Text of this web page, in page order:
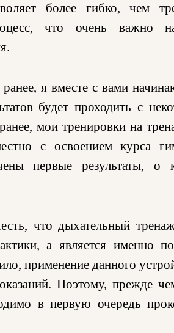
более гибко, чем
что очень важно
я вместе с вами
будет проходить с
мои тренировки на
с освоением курса
первые результаты,
что дыхательный
а является именно
применение данного
Поэтому, прежде
в первую очередь